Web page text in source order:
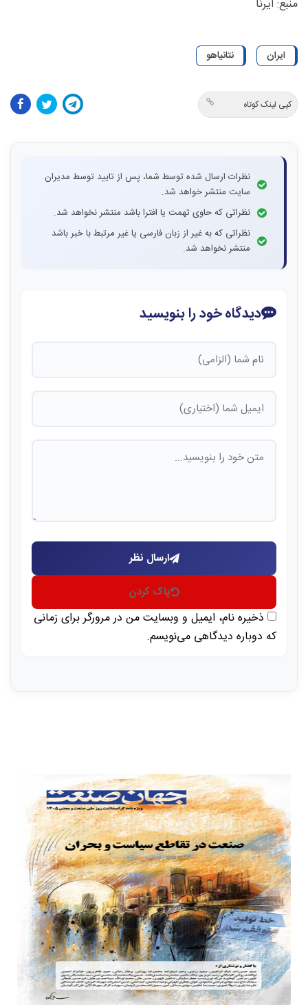
منبع: ایرنا
ایران نتانیاهو
کپی لینک کوتاه
نظرات ارسال شده توسط شما، پس از تایید توسط مدیران
سایت منتشر خواهد شد.
نظراتی که حاوی تهمت یا افترا باشد منتشر نخواهد شد.
نظراتی که به غیر از زبان فارسی یا غیر مرتبط با خبر باشد
منتشر نخواهد شد.
دیدگاه خود را بنویسید
ارسال نظر
پاک کردن
ذخیره نام، ایمیل و وبسایت من در مرورگر برای زمانی
که دوباره دیدگاهی می‌نویسم.